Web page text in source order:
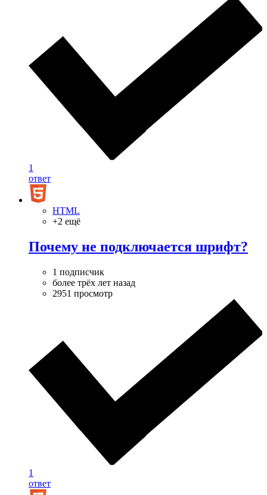
1
ответ
HTML
+2 ещё
Почему не подключается шрифт?
1 подписчик
более трёх лет назад
2951 просмотр
1
ответ